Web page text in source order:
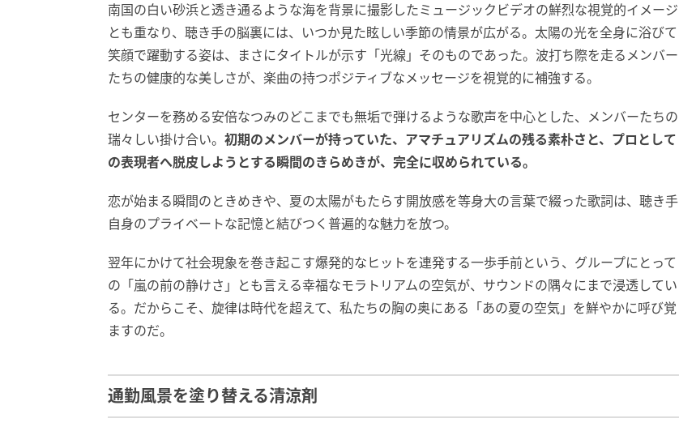
南国の白い砂浜と透き通るような海を背景に撮影したミュージックビデオの鮮烈な視覚的イメージ
とも重なり、聴き手の脳裏には、いつか見た眩しい季節の情景が広がる。太陽の光を全身に浴びて
笑顔で躍動する姿は、まさにタイトルが示す「光線」そのものであった。波打ち際を走るメンバー
たちの健康的な美しさが、楽曲の持つポジティブなメッセージを視覚的に補強する。
センターを務める安倍なつみのどこまでも無垢で弾けるような歌声を中心とした、メンバーたちの
瑞々しい掛け合い。 初期のメンバーが持っていた、アマチュアリズムの残る素朴さと、プロとして
の表現者へ脱皮しようとする瞬間のきらめきが、完全に収められている。
恋が始まる瞬間のときめきや、夏の太陽がもたらす開放感を等身大の言葉で綴った歌詞は、聴き手
自身のプライベートな記憶と結びつく普遍的な魅力を放つ。
翌年にかけて社会現象を巻き起こす爆発的なヒットを連発する一歩手前という、グループにとって
の「嵐の前の静けさ」とも言える幸福なモラトリアムの空気が、サウンドの隅々にまで浸透してい
る。だからこそ、旋律は時代を超えて、私たちの胸の奥にある「あの夏の空気」を鮮やかに呼び覚
ますのだ。
通勤風景を塗り替える清涼剤